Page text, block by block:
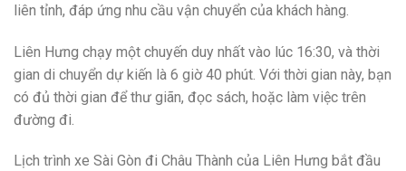
liên tỉnh, đáp ứng nhu cầu vận chuyển của khách hàng.
Liên Hưng chạy một chuyến duy nhất vào lúc 16:30, và thời
gian di chuyển dự kiến là 6 giờ 40 phút. Với thời gian này, bạn
có đủ thời gian để thư giãn, đọc sách, hoặc làm việc trên
đường đi.
Lịch trình xe Sài Gòn đi Châu Thành của Liên Hưng bắt đầu